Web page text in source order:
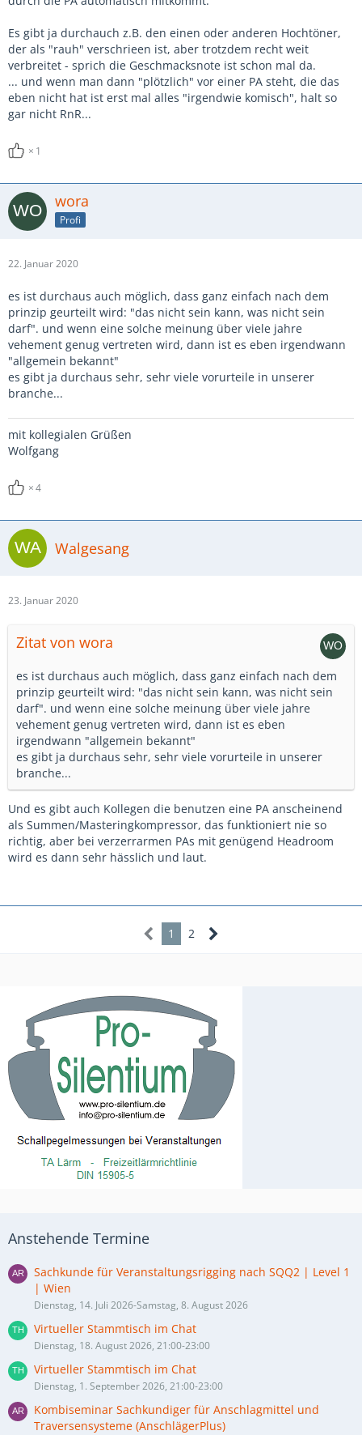
Es gibt ja durchauch z.B. den einen oder anderen Hochtöner,
der als "rauh" verschrieen ist, aber trotzdem recht weit
verbreitet - sprich die Geschmacksnote ist schon mal da.
... und wenn man dann "plötzlich" vor einer PA steht, die das
eben nicht hat ist erst mal alles "irgendwie komisch", halt so
gar nicht RnR...
1
wora
Profi
22. Januar 2020
es ist durchaus auch möglich, dass ganz einfach nach dem
prinzip geurteilt wird: "das nicht sein kann, was nicht sein
darf". und wenn eine solche meinung über viele jahre
vehement genug vertreten wird, dann ist es eben irgendwann
"allgemein bekannt"
es gibt ja durchaus sehr, sehr viele vorurteile in unserer
branche...
mit kollegialen Grüßen
Wolfgang
4
Walgesang
23. Januar 2020
Zitat von wora
es ist durchaus auch möglich, dass ganz einfach nach dem
prinzip geurteilt wird: "das nicht sein kann, was nicht sein
darf". und wenn eine solche meinung über viele jahre
vehement genug vertreten wird, dann ist es eben
irgendwann "allgemein bekannt"
es gibt ja durchaus sehr, sehr viele vorurteile in unserer
branche...
Und es gibt auch Kollegen die benutzen eine PA anscheinend
als Summen/Masteringkompressor, das funktioniert nie so
richtig, aber bei verzerrarmen PAs mit genügend Headroom
wird es dann sehr hässlich und laut.
1 2
Anstehende Termine
Sachkunde für Veranstaltungsrigging nach SQQ2 | Level 1
| Wien
Dienstag, 14. Juli 2026-Samstag, 8. August 2026
Virtueller Stammtisch im Chat
Dienstag, 18. August 2026, 21:00-23:00
Virtueller Stammtisch im Chat
Dienstag, 1. September 2026, 21:00-23:00
Kombiseminar Sachkundiger für Anschlagmittel und
Traversensysteme (AnschlägerPlus)